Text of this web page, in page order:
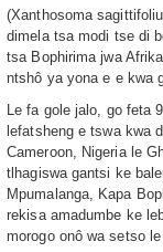
(Xanthosoma
dimela tsa modi tse di
tsa Bophirima jwa
ntshô ya yona e e kwa
Le fa gole jalo, go feta
lefatsheng e tswa kwa
Cameroon, Nigeria le
tlhagiswa gantsi ke
Mpumalanga, Kapa
rekisa amadumbe ke
morogo onô wa setso